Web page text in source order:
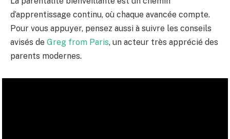
d’apprentissage continu, où chaque avancée compte.
Pour vous appuyer, pensez aussi à suivre les conseils
avisés de Greg from Paris, un acteur très apprécié des
parents modernes.